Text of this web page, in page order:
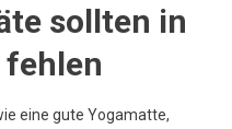
sollten in
eine gute Yogamatte,